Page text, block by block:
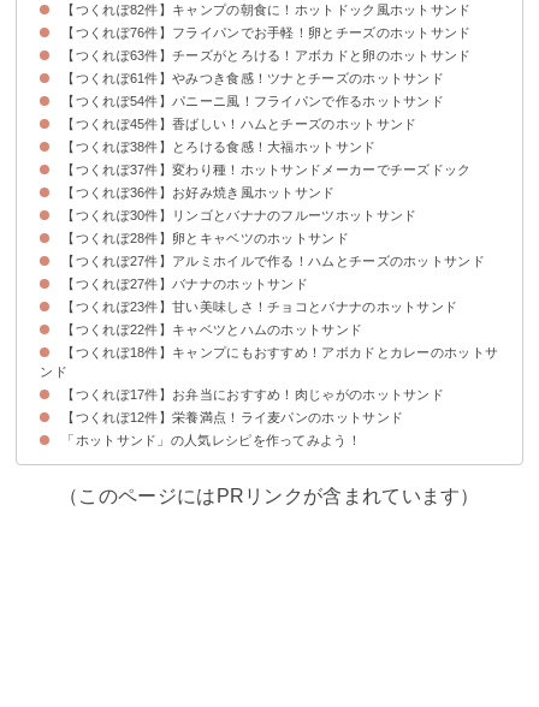
【つくれぽ82件】キャンプの朝食に！ホットドック風ホットサンド
【つくれぽ76件】フライパンでお手軽！卵とチーズのホットサンド
【つくれぽ63件】チーズがとろける！アボカドと卵のホットサンド
【つくれぽ61件】やみつき食感！ツナとチーズのホットサンド
【つくれぽ54件】パニーニ風！フライパンで作るホットサンド
【つくれぽ45件】香ばしい！ハムとチーズのホットサンド
【つくれぽ38件】とろける食感！大福ホットサンド
【つくれぽ37件】変わり種！ホットサンドメーカーでチーズドック
【つくれぽ36件】お好み焼き風ホットサンド
【つくれぽ30件】リンゴとバナナのフルーツホットサンド
【つくれぽ28件】卵とキャベツのホットサンド
【つくれぽ27件】アルミホイルで作る！ハムとチーズのホットサンド
【つくれぽ27件】バナナのホットサンド
【つくれぽ23件】甘い美味しさ！チョコとバナナのホットサンド
【つくれぽ22件】キャベツとハムのホットサンド
【つくれぽ18件】キャンプにもおすすめ！アボカドとカレーのホットサ
ンド
【つくれぽ17件】お弁当におすすめ！肉じゃがのホットサンド
【つくれぽ12件】栄養満点！ライ麦パンのホットサンド
「ホットサンド」の人気レシピを作ってみよう！
（このページにはPRリンクが含まれています）